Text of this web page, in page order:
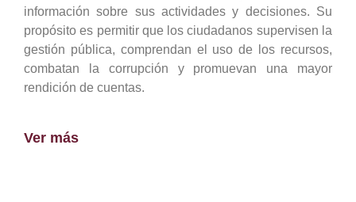
información sobre sus actividades y decisiones. Su
propósito es permitir que los ciudadanos supervisen la
gestión pública, comprendan el uso de los recursos,
combatan la corrupción y promuevan una mayor
rendición de cuentas.
Ver más